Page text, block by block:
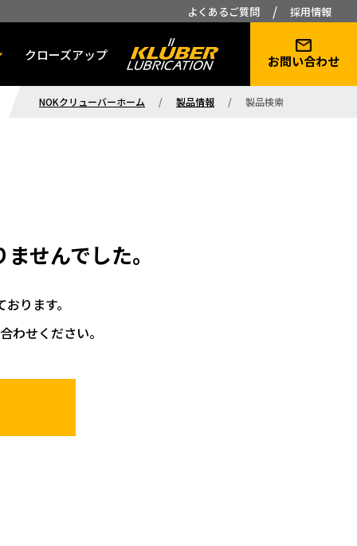
よくあるご質問 / 採用情報
クローズアップ お問い合わせ
NOKクリューバーホーム / 製品情報 / 製品検索
せんでした。
ります。
わせください。